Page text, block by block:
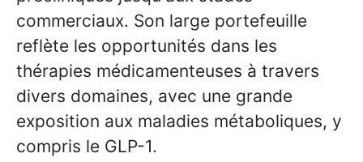
commerciaux. Son large portefeuille
reflète les opportunités dans les
thérapies médicamenteuses à travers
divers domaines, avec une grande
exposition aux maladies métaboliques, y
compris le GLP-1.